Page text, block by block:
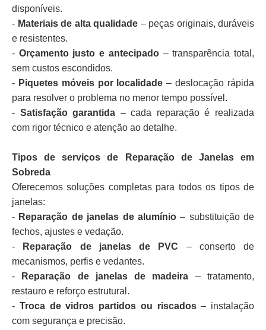
disponíveis.
- Materiais de alta qualidade – peças originais, duráveis
e resistentes.
- Orçamento justo e antecipado– transparência total,
sem custos escondidos.
- Piquetes móveis por localidade – deslocação rápida
para resolver o problema no menor tempo possível.
- Satisfação garantida – cada reparação é realizada
com rigor técnico e atenção ao detalhe.
Tipos de serviços de Reparação de Janelas em
Sobreda
Oferecemos soluções completas para todos os tipos de
janelas:
- Reparação de janelas de alumínio– substituição de
fechos, ajustes e vedação.
-
Reparação de janelas de PVC – conserto de
mecanismos, perfis e vedantes.
-
Reparação de janelas de madeira – tratamento,
restauro e reforço estrutural.
- Troca de vidros partidos ou riscados– instalação
com segurança e precisão.